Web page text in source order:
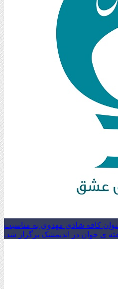
کافه شادی مهدوی به مناسبت
ی جوان در اندیمشک برگزار شد.